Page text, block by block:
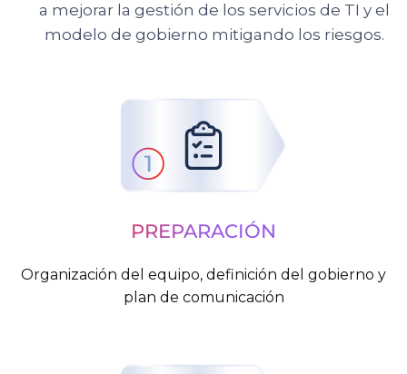
a mejorar la gestión de los servicios de TI y el
modelo de gobierno mitigando los riesgos.
PREPARACIÓN
Organización del equipo, definición del gobierno y
plan de comunicación